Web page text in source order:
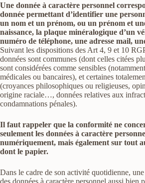
Une donnée à caractère personnel
donnée permettant d’identifier une
un nom et un prénom, ou un prénom et
naissance, la plaque minéralogique d’un
numéro de téléphone, une adresse mail,
Suivant les dispositions des Art 4, 9 et 10
données sont communes (dont celles citées
sont considérées comme sensibles
médicales ou bancaires), et certaines
(croyances philosophiques ou religieuses,
origine raciale…, données relatives aux
condamnations pénales).
Il faut rappeler que la conformité ne
seulement les données à caractère
numériquement, mais également sur tout
dont le papier.
Dans le cadre de son activité quotidienne,
des données à caractère personnel aussi bien